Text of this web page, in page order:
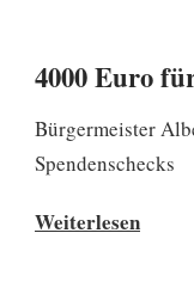
4000 Euro
Bürgermeister
Spendenschecks
Weiterlesen4000